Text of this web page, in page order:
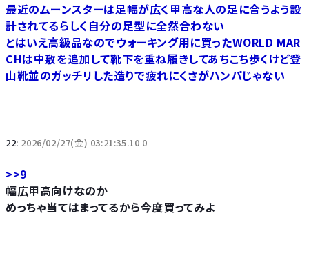
最近のムーンスターは足幅が広く甲高な人の足に合うよう設
計されてるらしく自分の足型に全然合わない
とはいえ高級品なのでウォーキング用に買ったWORLD MAR
CHは中敷を追加して靴下を重ね履きしてあちこち歩くけど登
山靴並のガッチリした造りで疲れにくさがハンパじゃない
22: 2026/02/27(金) 03:21:35.10 0
>>9
幅広甲高向けなのか
めっちゃ当てはまってるから今度買ってみよ